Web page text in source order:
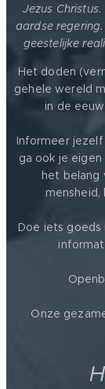
Jezus
aardse
geestelijke
Het doden
gehele wereld
in de
Informeer
ga ook je eigen
het belang
Doe iets
Onze